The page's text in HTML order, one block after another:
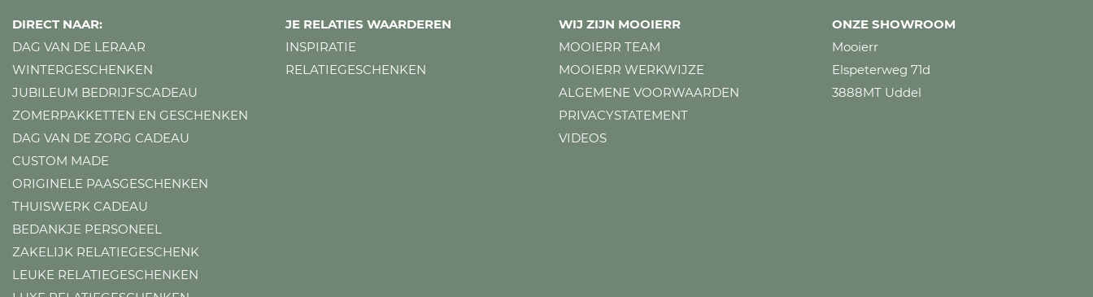
DIRECT NAAR:
DAG VAN DE LERAAR
WINTERGESCHENKEN
JUBILEUM BEDRIJFSCADEAU
ZOMERPAKKETTEN EN GESCHENKEN
DAG VAN DE ZORG CADEAU
CUSTOM MADE
ORIGINELE PAASGESCHENKEN
THUISWERK CADEAU
BEDANKJE PERSONEEL
ZAKELIJK RELATIEGESCHENK
LEUKE RELATIEGESCHENKEN
JE RELATIES WAARDEREN
INSPIRATIE
RELATIEGESCHENKEN
WIJ ZIJN MOOIERR
MOOIERR TEAM
MOOIERR WERKWIJZE
ALGEMENE VOORWAARDEN
PRIVACYSTATEMENT
VIDEOS
ONZE SHOWROOM
Mooierr
Elspeterweg 71d
3888MT Uddel